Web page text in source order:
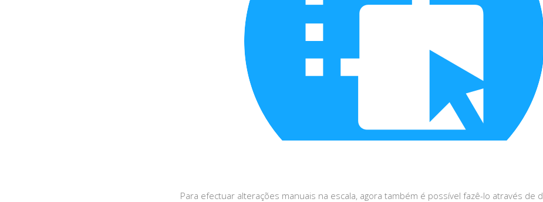
Para efectuar alterações manuais na escala, agora também é possível fazê-lo através de